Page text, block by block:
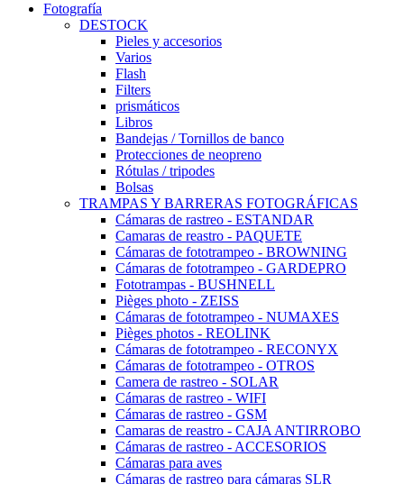
Fotografía
DESTOCK
Pieles y accesorios
Varios
Flash
Filters
prismáticos
Libros
Bandejas / Tornillos de banco
Protecciones de neopreno
Rótulas / tripodes
Bolsas
TRAMPAS Y BARRERAS FOTOGRÁFICAS
Cámaras de rastreo - ESTANDAR
Camaras de reastro - PAQUETE
Cámaras de fototrampeo - BROWNING
Cámaras de fototrampeo - GARDEPRO
Fototrampas - BUSHNELL
Pièges photo - ZEISS
Cámaras de fototrampeo - NUMAXES
Pièges photos - REOLINK
Cámaras de fototrampeo - RECONYX
Cámaras de fototrampeo - OTROS
Camera de rastreo - SOLAR
Cámaras de rastreo - WIFI
Cámaras de rastreo - GSM
Camaras de reastro - CAJA ANTIRROBO
Cámaras de rastreo - ACCESORIOS
Cámaras para aves
Cámaras de rastreo para cámaras SLR